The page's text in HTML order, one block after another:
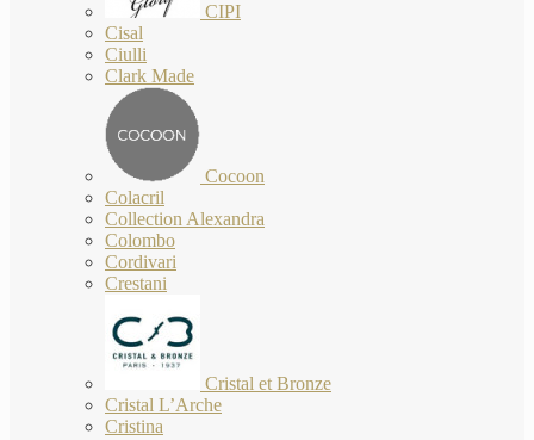
CIPI
Cisal
Ciulli
Clark Made
Cocoon
Colacril
Collection Alexandra
Colombo
Cordivari
Crestani
Cristal et Bronze
Cristal L’Arche
Cristina